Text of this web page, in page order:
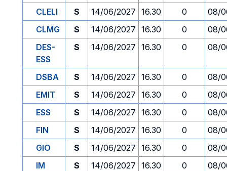
CLELI
S 14/06/2027 16.30 0
08/
CLMG
S 14/06/2027 16.30 0
08/
DES-
ESS
S 14/06/2027 16.30 0 08/
DSBA S 14/06/2027 16.30 0
08/
EMIT
S 14/06/2027 16.30 0
08/
ESS
S 14/06/2027 16.30 0
08/
FIN
S 14/06/2027 16.30 0
08/
GIO
S 14/06/2027 16.30 0
08/
IM
S 14/06/2027 16.30 0
08/